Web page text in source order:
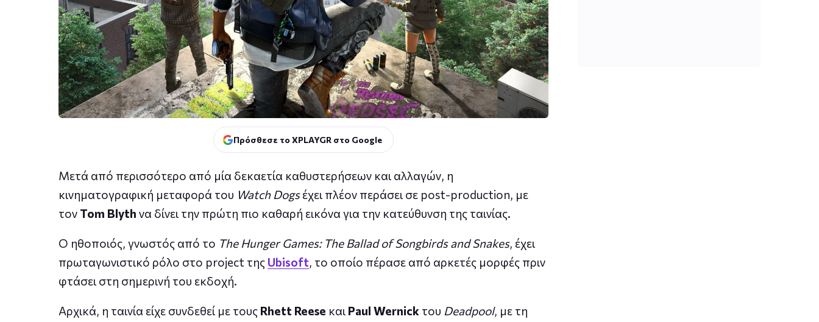
Πρόσθεσε το XPLAYGR στο Google
Μετά από περισσότερο από μία δεκαετία καθυστερήσεων και αλλαγών, η
κινηματογραφική μεταφορά του Watch Dogsέχει πλέον περάσει σε post-production, με
τον Tom Blyth να δίνει την πρώτη πιο καθαρή εικόνα για την κατεύθυνση της ταινίας.
Ο ηθοποιός, γνωστός από το The Hunger Games: The Ballad of Songbirds and Snakes, έχει
πρωταγωνιστικό ρόλο στο project της Ubisoft, το οποίο πέρασε από αρκετές μορφές πριν
φτάσει στη σημερινή του εκδοχή.
Αρχικά, η ταινία είχε συνδεθεί με τους Rhett Reese και Paul Wernick του Deadpool, με τη